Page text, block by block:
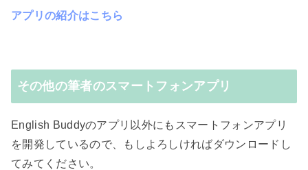
アプリの紹介はこちら
その他の筆者のスマートフォンアプリ
English Buddyのアプリ以外にもスマートフォンアプリ
を開発しているので、もしよろしければダウンロードし
てみてください。